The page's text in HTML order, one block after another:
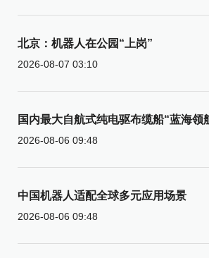
北京：机器人在公园“上岗”
2026-08-07 03:10
国内最大自航式纯电驱布缆船“蓝海领
2026-08-06 09:48
中国机器人适配全球多元应用场景
2026-08-06 09:48